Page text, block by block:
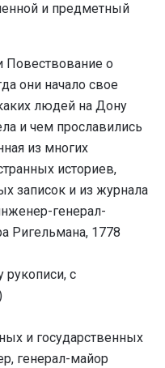
и предметный
Повествование о
они начало свое
людей на Дону
и чем прославились
из многих
историев,
записок и из журнала
генерал-
Ригельмана, 1778
рукописи, с
и государственных
генерал-майор